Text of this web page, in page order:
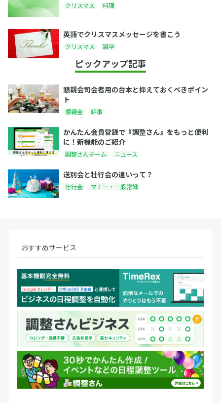
クリスマス 料理
英語でクリスマスメッセージを書こう
クリスマス 雑学
ピックアップ記事
懇親会司会者用の台本と抑えておくべきポイン
ト
懇親会 幹事
かんたん会員登録で『調整さん』をもっと便利
に！新機能のご紹介
調整さんチーム ニュース
送別会と壮行会の違いって？
壮行会 マナー・一般常識
おすすめサービス